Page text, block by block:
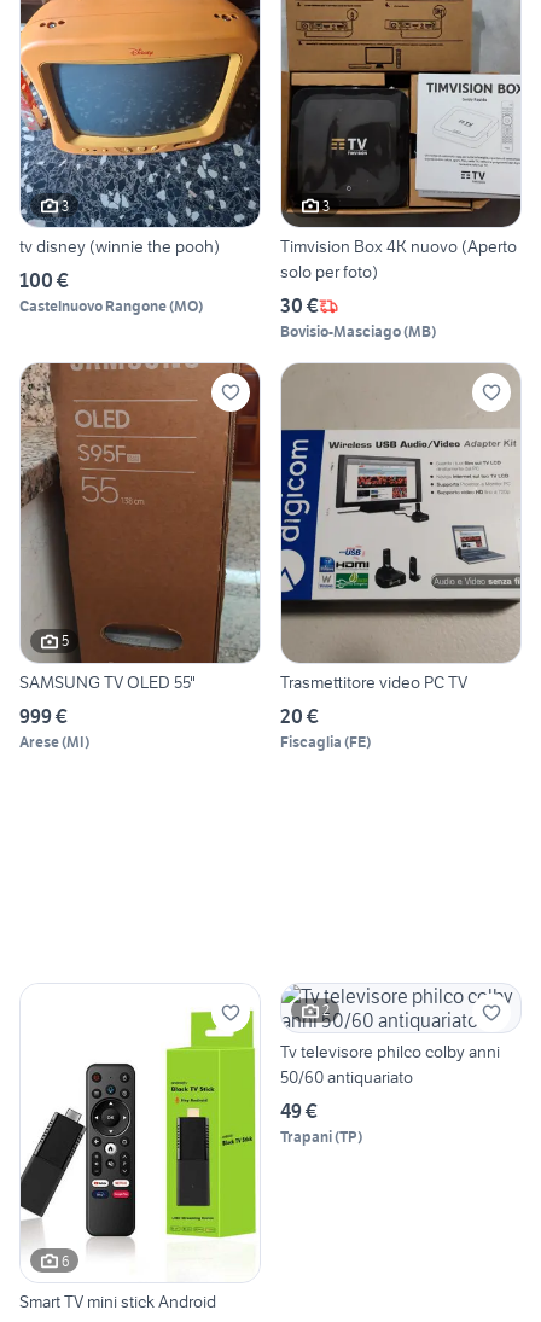
3
tv disney (winnie the pooh)
100 €
Castelnuovo Rangone(MO)
3
Timvision Box 4K nuovo (Aperto
solo per foto)
30 €
Bovisio-Masciago(MB)
5
SAMSUNG TV OLED 55"
999 €
Arese(MI)
Trasmettitore video PC TV
20 €
Fiscaglia (FE)
6
Smart TV mini stick Android
2
Tv televisore philco colby anni
50/60 antiquariato
49 €
Trapani(TP)